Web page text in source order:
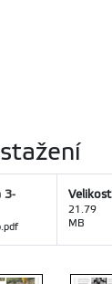
3-
Velikost
21.79
MB